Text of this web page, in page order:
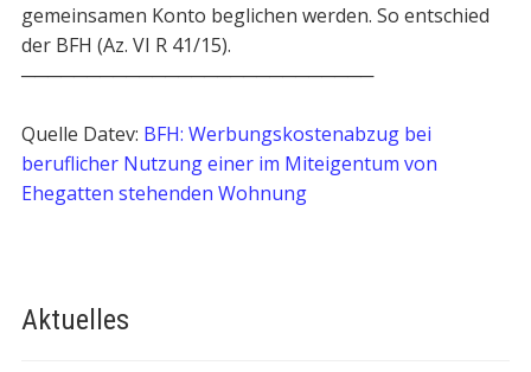
Aktuelles
gemeinsamen Konto beglichen werden. So entschied
der BFH (Az. VI R 41/15).
───────────────────────────
Quelle Datev: BFH: Werbungskostenabzug bei
beruflicher Nutzung einer im Miteigentum von
Ehegatten stehenden Wohnung